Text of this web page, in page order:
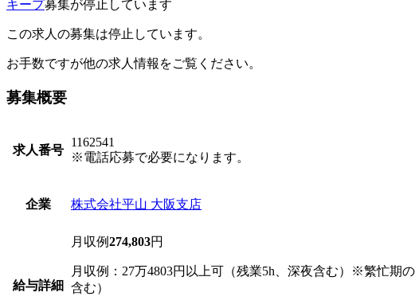
キープ募集が停止しています
この求人の募集は停止しています。
お手数ですが他の求人情報をご覧ください。
募集概要
求人番号
1162541
※電話応募で必要になります。
企業 株式会社平山 大阪支店
給与詳細
月収例274,803円
月収例：27万4803円以上可（残業5h、深夜含む）※繁忙期
含む）